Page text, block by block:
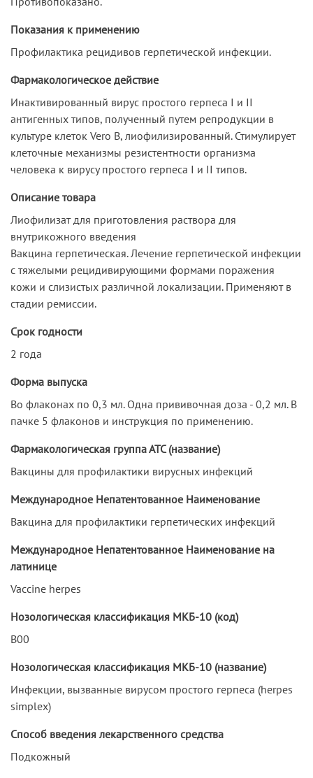
Показания к применению
Профилактика рецидивов герпетической инфекции.
Фармакологическое действие
Инактивированный вирус простого герпеса I и II
антигенных типов, полученный путем репродукции в
культуре клеток Vero В, лиофилизированный. Стимулирует
клеточные механизмы резистентности организма
человека к вирусу простого герпеса I и II типов.
Описание товара
Лиофилизат для приготовления раствора для
внутрикожного введения
Вакцина герпетическая. Лечение герпетической инфекции
с тяжелыми рецидивирующими формами поражения
кожи и слизистых различной локализации. Применяют в
стадии ремиссии.
Срок годности
2 года
Форма выпуска
Во флаконах по 0,3 мл. Одна прививочная доза - 0,2 мл. В
пачке 5 флаконов и инструкция по применению.
Фармакологическая группа АТС (название)
Вакцины для профилактики вирусных инфекций
Международное Непатентованное Наименование
Вакцина для профилактики герпетических инфекций
Международное Непатентованное Наименование на
латинице
Vaccine herpes
Нозологическая классификация МКБ-10 (код)
B00
Нозологическая классификация МКБ-10 (название)
Инфекции, вызванные вирусом простого герпеса (herpes
simplex)
Способ введения лекарственного средства
Подкожный